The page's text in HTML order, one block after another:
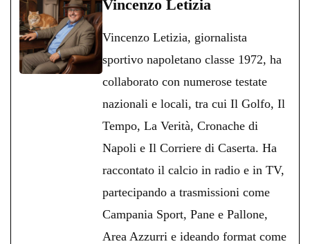
ok r
A
pp m
di
Vincenzo Letizia
Vincenzo Letizia, giornalista
sportivo napoletano classe 1972, ha
collaborato con numerose testate
nazionali e locali, tra cui Il Golfo, Il
Tempo, La Verità, Cronache di
Napoli e Il Corriere di Caserta. Ha
raccontato il calcio in radio e in TV,
partecipando a trasmissioni come
Campania Sport, Pane e Pallone,
Area Azzurri e ideando format come